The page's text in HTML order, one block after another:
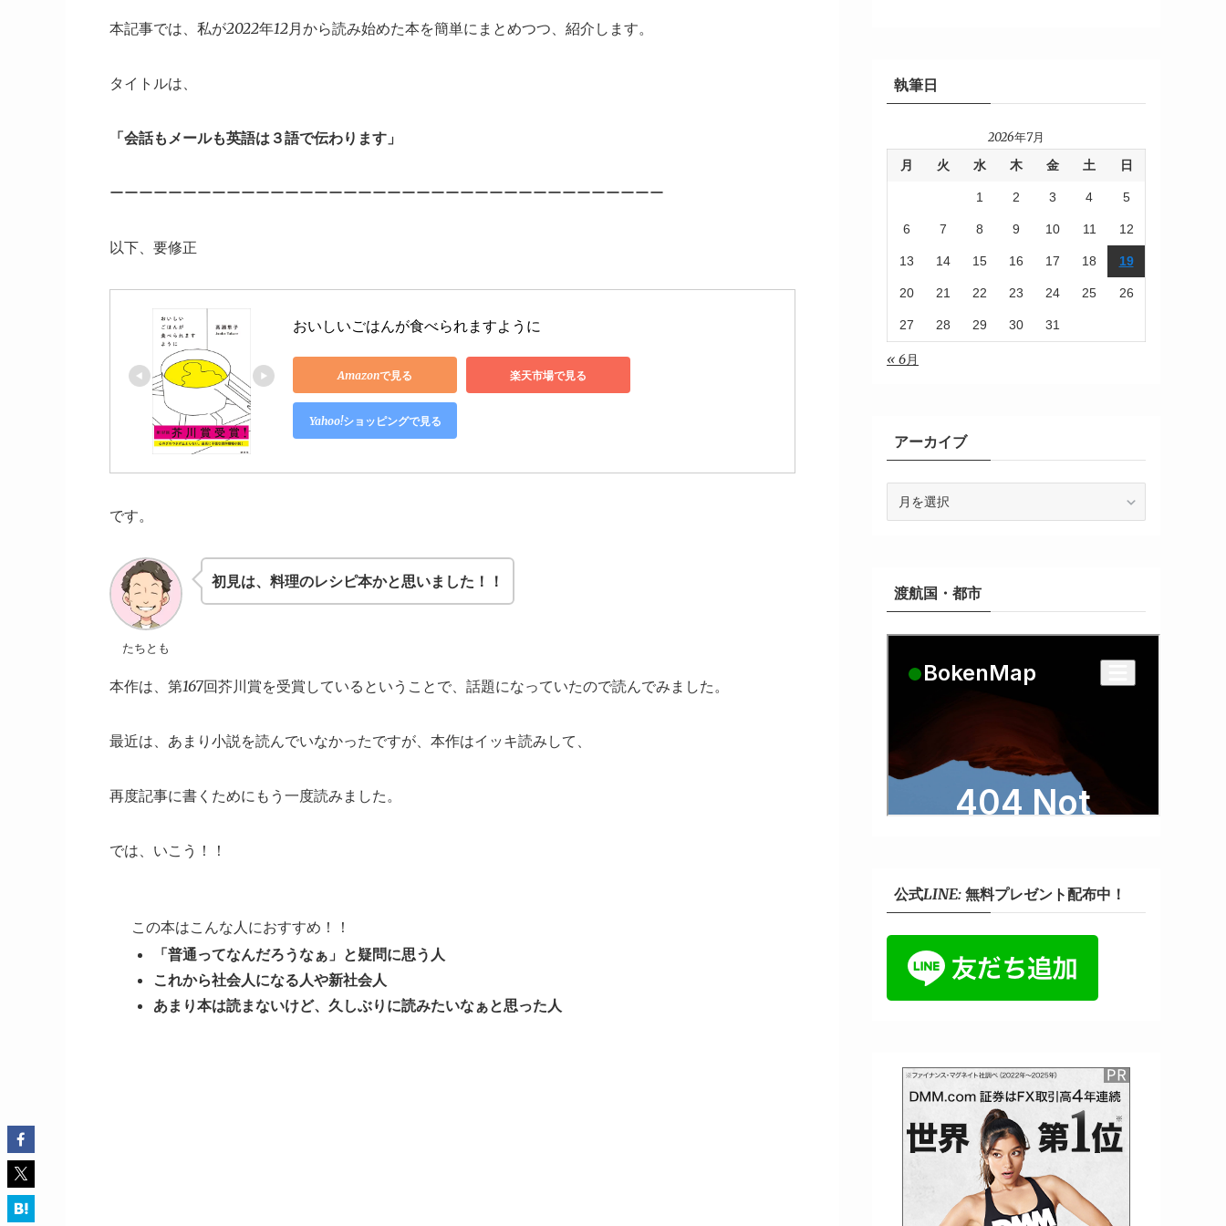
本記事では、私が2022年12月から読み始めた本を簡単にまとめつつ、紹介します。
タイトルは、
「会話もメールも英語は３語で伝わります」
ーーーーーーーーーーーーーーーーーーーーーーーーーーーーーーーーーーーーーー
以下、要修正
おいしいごはんが食べられますように
Amazonで見る 楽天市場で見る
Yahoo!ショッピングで見る
です。
たちとも
初見は、料理のレシピ本かと思いました！！
本作は、第167回芥川賞を受賞しているということで、話題になっていたので読んでみました。
最近は、あまり小説を読んでいなかったですが、本作はイッキ読みして、
再度記事に書くためにもう一度読みました。
では、いこう！！
この本はこんな人におすすめ！！
「普通ってなんだろうなぁ」と疑問に思う人
これから社会人になる人や新社会人
あまり本は読まないけど、久しぶりに読みたいなぁと思った人
執筆日
2026年7月
月 火 水 木 金 土 日
1 2 3 4 5
6 7 8 9 10 11 12
13 14 15 16 17 18 19
20 21 22 23 24 25 26
27 28 29 30 31
« 6月
アーカイブ
渡航国・都市
公式LINE: 無料プレゼント配布中！